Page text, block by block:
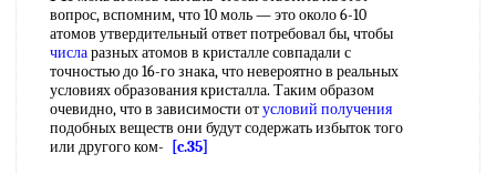
вопрос, вспомним, что 10 моль — это около 6-10
атомов утвердительный ответ потребовал бы, чтобы
числаразных атомов в кристалле совпадали с
точностью до 16-го знака, что невероятно в реальных
условиях образования кристалла. Таким образом
очевидно, что в зависимости отусловий получения
подобных веществ они будут содержать избыток того
или другого ком-
[c.35]